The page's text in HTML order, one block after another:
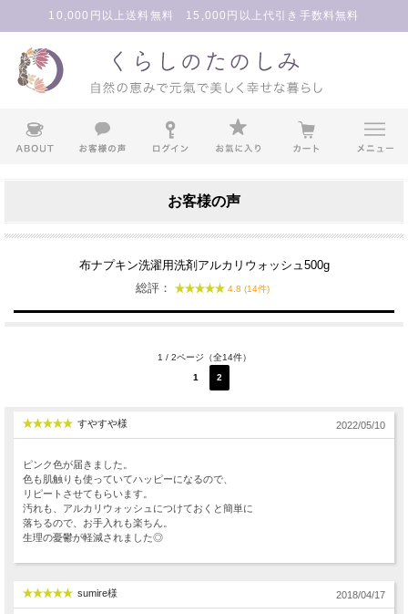
10,000円以上送料無料 15,000円以上代引き手数料無料
お客様の声
布ナプキン洗濯用洗剤アルカリウォッシュ500g
総評：
4.8 (14件)
1 / 2ページ（全14件）
1
2
すやすや様 2022/05/10
ピンク色が届きました。
色も肌触りも使っていてハッピーになるので、
リピートさせてもらいます。
汚れも、アルカリウォッシュにつけておくと簡単に
落ちるので、お手入れも楽ちん。
生理の憂鬱が軽減されました◎
sumire様 2018/04/17